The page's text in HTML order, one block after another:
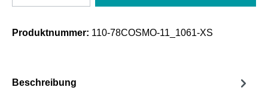
Produktnummer: 110-78COSMO-11_1061-XS
Beschreibung